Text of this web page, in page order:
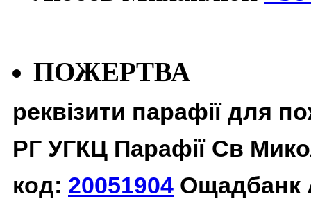
ПОЖЕРТВА
реквізити парафії для
РГ УГКЦ Парафії Св
код: 20051904 Ощадбанк